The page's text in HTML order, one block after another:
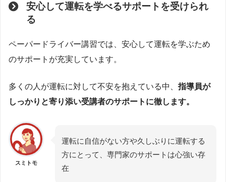
安心して運転を学べるサポートを受けられ
る
ペーパードライバー講習では、安心して運転を学ぶため
のサポートが充実しています。
多くの人が運転に対して不安を抱えている中、 指導員が
しっかりと寄り添い受講者のサポートに徹します。
スミトモ
運転に自信がない方や久しぶりに運転する
方にとって、専門家のサポートは心強い存
在